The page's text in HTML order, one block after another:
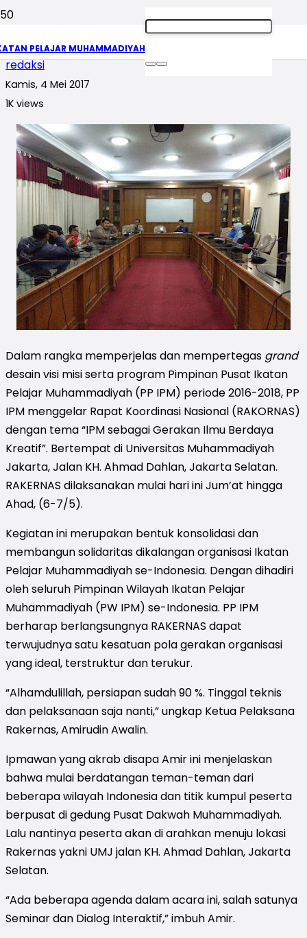
PELAJAR MUHAMMADIYAH
Rakernas Siap Dimulai
redaksi
Kamis, 4 Mei 2017
1K views
Dalam rangka memperjelas dan mempertegas grand
desain visi misi serta program Pimpinan Pusat Ikatan
Pelajar Muhammadiyah (PP IPM) periode 2016-2018, PP
IPM menggelar Rapat Koordinasi Nasional (RAKORNAS)
dengan tema “IPM sebagai Gerakan Ilmu Berdaya
Kreatif”. Bertempat di Universitas Muhammadiyah
Jakarta, Jalan KH. Ahmad Dahlan, Jakarta Selatan.
RAKERNAS dilaksanakan mulai hari ini Jum’at hingga
Ahad, (6-7/5).
Kegiatan ini merupakan bentuk konsolidasi dan
membangun solidaritas dikalangan organisasi Ikatan
Pelajar Muhammadiyah se-Indonesia. Dengan dihadiri
oleh seluruh Pimpinan Wilayah Ikatan Pelajar
Muhammadiyah (PW IPM) se-Indonesia. PP IPM
berharap berlangsungnya RAKERNAS dapat
terwujudnya satu kesatuan pola gerakan organisasi
yang ideal, terstruktur dan terukur.
“Alhamdulillah, persiapan sudah 90 %. Tinggal teknis
dan pelaksanaan saja nanti,” ungkap Ketua Pelaksana
Rakernas, Amirudin Awalin.
Ipmawan yang akrab disapa Amir ini menjelaskan
bahwa mulai berdatangan teman-teman dari
beberapa wilayah Indonesia dan titik kumpul peserta
berpusat di gedung Pusat Dakwah Muhammadiyah.
Lalu nantinya peserta akan di arahkan menuju lokasi
Rakernas yakni UMJ jalan KH. Ahmad Dahlan, Jakarta
Selatan.
“Ada beberapa agenda dalam acara ini, salah satunya
Seminar dan Dialog Interaktif,” imbuh Amir.